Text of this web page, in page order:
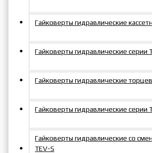
Гайковерты гидравлические
Гайковерты гидравлические серии
Гайковерты гидравлические
Гайковерты гидравлические серии
Гайковерты гидравлические со
TEV-S